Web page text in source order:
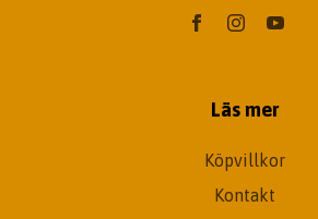
Läs mer
Köpvillkor
Kontakt